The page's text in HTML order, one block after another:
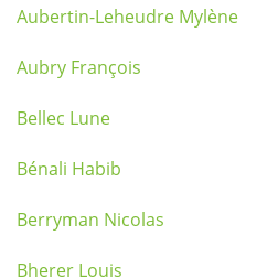
Aubertin-Leheudre Mylène
Aubry François
Bellec Lune
Bénali Habib
Berryman Nicolas
Bherer Louis